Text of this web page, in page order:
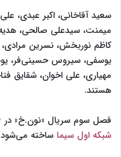
سعید آقاخانی، اکبر عبدی،
میمنت، سیدعلی صالحی، هدیه
کاظم نوربخش، نسرین
یوسفی، سیروس حسینی‌فر،
مهیاری، علی اخوان، شقایق
هستند.
فصل سوم سریال «نون.خ» در ۱۶ قسمت برای پخش در نوروز ۱۴۰۰ از
شبکه اول سیما ساخته